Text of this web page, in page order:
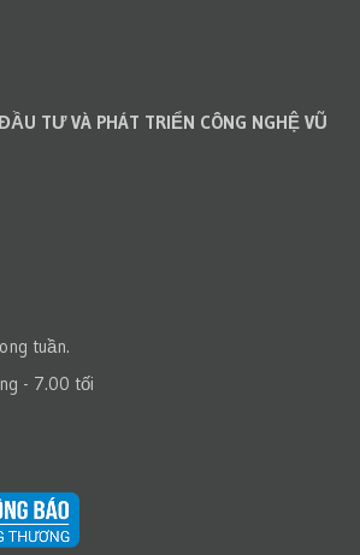
TƯ VÀ PHÁT TRIỂN CÔNG NGHỆ VŨ
tuần.
- 7.00 tối